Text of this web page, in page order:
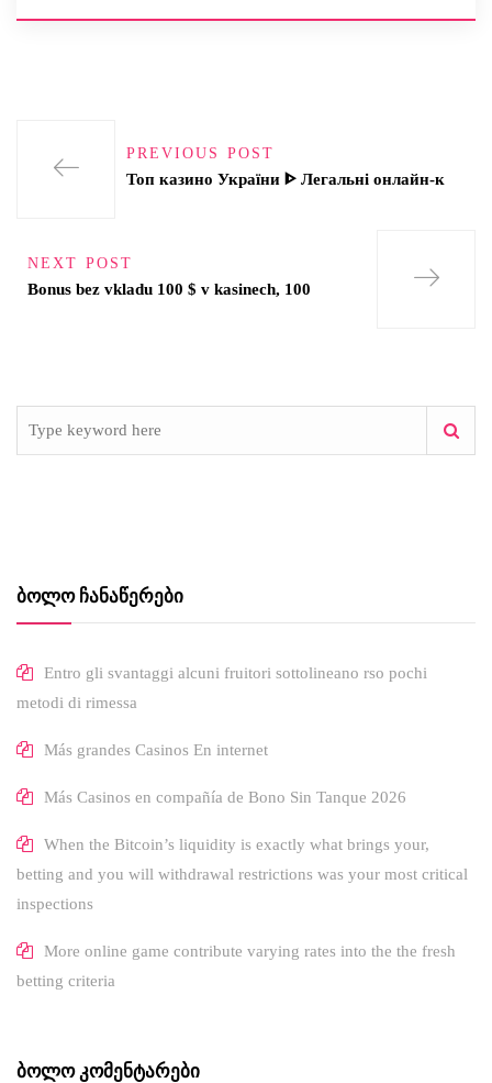
PREVIOUS POST
Топ казино України ᐈ Легальні онлайн-к
NEXT POST
Bonus bez vkladu 100 $ v kasinech, 100
ᲑᲝᲚᲝ ᲩᲐᲜᲐᲬᲔᲠᲔᲑᲘ
Entro gli svantaggi alcuni fruitori sottolineano rso pochi
metodi di rimessa
Más grandes Casinos En internet
Más Casinos en compañía de Bono Sin Tanque 2026
When the Bitcoin’s liquidity is exactly what brings your,
betting and you will withdrawal restrictions was your most critical
inspections
More online game contribute varying rates into the the fresh
betting criteria
ᲑᲝᲚᲝ ᲙᲝᲛᲔᲜᲢᲐᲠᲔᲑᲘ